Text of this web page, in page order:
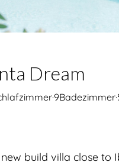
Dream
·9Badezimmer·
build villa close to